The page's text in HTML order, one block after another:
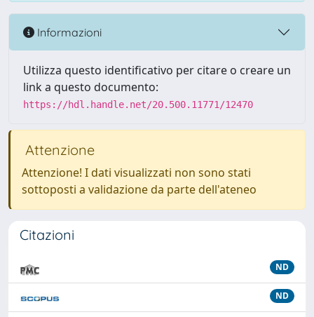
Informazioni
Utilizza questo identificativo per citare o creare un
link a questo documento:
https://hdl.handle.net/20.500.11771/12470
Attenzione
Attenzione! I dati visualizzati non sono stati
sottoposti a validazione da parte dell'ateneo
Citazioni
ND
ND